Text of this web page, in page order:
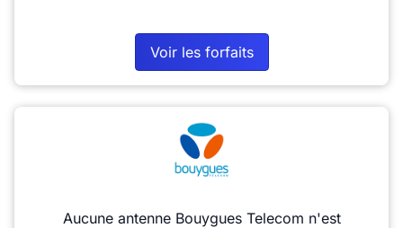
Voir les forfaits
Aucune antenne Bouygues Telecom n'est